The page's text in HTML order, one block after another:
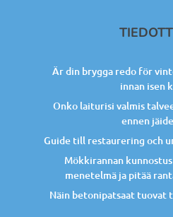
Är din brygga redo för
innan isen
Onko laiturisi valmis
ennen
Guide till restaurering och
Mökkirannan
menetelmä ja pitää
Näin betonipatsaat tuovat